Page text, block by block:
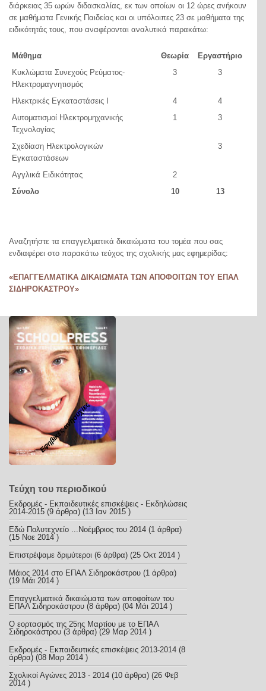
διάρκειας 35 ωρών διδασκαλίας, εκ των οποίων οι 12 ώρες ανήκουν
σε μαθήματα Γενικής Παιδείας και οι υπόλοιπες 23 σε μαθήματα της
ειδικότητάς τους, που αναφέρονται αναλυτικά παρακάτω:
Μάθημα Θεωρία
Εργαστήριο
Κυκλώματα Συνεχούς Ρεύματος-
Ηλεκτρομαγνητισμός
3 3
Ηλεκτρικές Εγκαταστάσεις Ι 4
4
Αυτοματισμοί Ηλεκτρομηχανικής
Τεχνολογίας
1 3
Σχεδίαση Ηλεκτρολογικών
Εγκαταστάσεων
3
Αγγλικά Ειδικότητας
2
Σύνολο
10 13
Αναζητήστε τα επαγγελματικά δικαιώματα του τομέα που σας
ενδιαφέρει στο παρακάτω τεύχος της σχολικής μας εφημερίδας:
«ΕΠΑΓΓΕΛΜΑΤΙΚΑ ΔΙΚΑΙΩΜΑΤΑ ΤΩΝ ΑΠΟΦΟΙΤΩΝ ΤΟΥ ΕΠΑΛ
ΣΙΔΗΡΟΚΑΣΤΡΟΥ»
Εφηβικές ανησυχίες
Τεύχη του περιοδικού
Εκδρομές - Εκπαιδευτικές επισκέψεις - Εκδηλώσεις
2014-2015 (9 άρθρα) (13 Ιαν 2015 )
Εδώ Πολυτεχνείο ...Νοέμβριος του 2014 (1 άρθρα)
(15 Νοε 2014 )
Επιστρέψαμε δριμύτεροι (6 άρθρα) (25 Οκτ 2014 )
Μάιος 2014 στο ΕΠΑΛ Σιδηροκάστρου (1 άρθρα)
(19 Μάι 2014 )
Επαγγελματικά δικαιώματα των αποφοίτων του
ΕΠΑΛ Σιδηροκάστρου (8 άρθρα) (04 Μάι 2014 )
Ο εορτασμός της 25ης Μαρτίου με το ΕΠΑΛ
Σιδηροκάστρου (3 άρθρα) (29 Μαρ 2014 )
Εκδρομές - Εκπαιδευτικές επισκέψεις 2013-2014 (8
άρθρα) (08 Μαρ 2014 )
Σχολικοί Αγώνες 2013 - 2014 (10 άρθρα) (26 Φεβ
2014 )